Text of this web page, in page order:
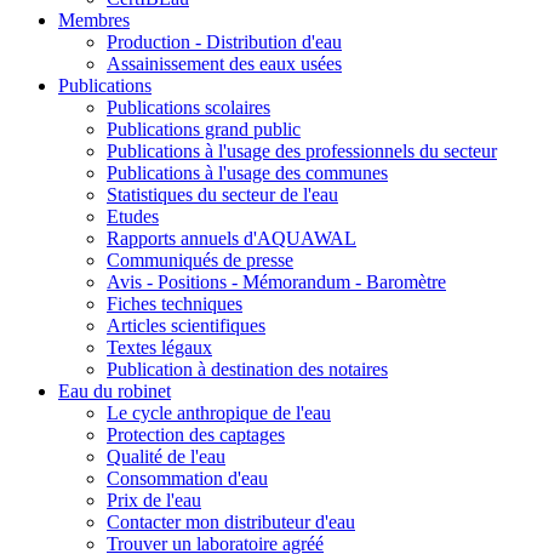
Membres
Production - Distribution d'eau
Assainissement des eaux usées
Publications
Publications scolaires
Publications grand public
Publications à l'usage des professionnels du secteur
Publications à l'usage des communes
Statistiques du secteur de l'eau
Etudes
Rapports annuels d'AQUAWAL
Communiqués de presse
Avis - Positions - Mémorandum - Baromètre
Fiches techniques
Articles scientifiques
Textes légaux
Publication à destination des notaires
Eau du robinet
Le cycle anthropique de l'eau
Protection des captages
Qualité de l'eau
Consommation d'eau
Prix de l'eau
Contacter mon distributeur d'eau
Trouver un laboratoire agréé